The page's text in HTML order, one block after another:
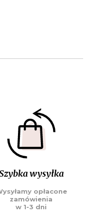
wysyłka
opłacone
zamówienia
w 1-3 dni